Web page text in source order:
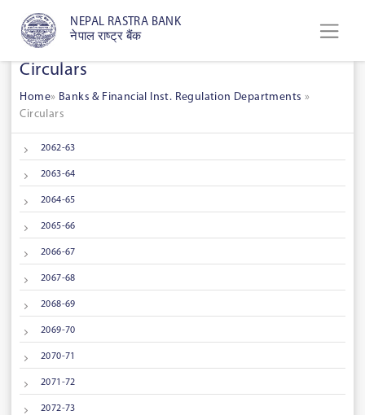
NEPAL RASTRA BANK
नेपाल राष्ट्र बैंक
Circulars
Home» Banks & Financial Inst. Regulation Departments »
Circulars
2062-63
2063-64
2064-65
2065-66
2066-67
2067-68
2068-69
2069-70
2070-71
2071-72
2072-73